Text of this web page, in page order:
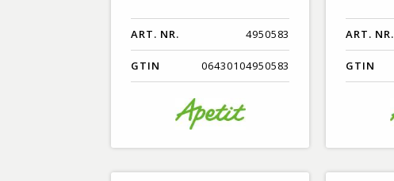
ART. NR. 4950583
GTIN 06430104950583
ART. NR.
GTIN